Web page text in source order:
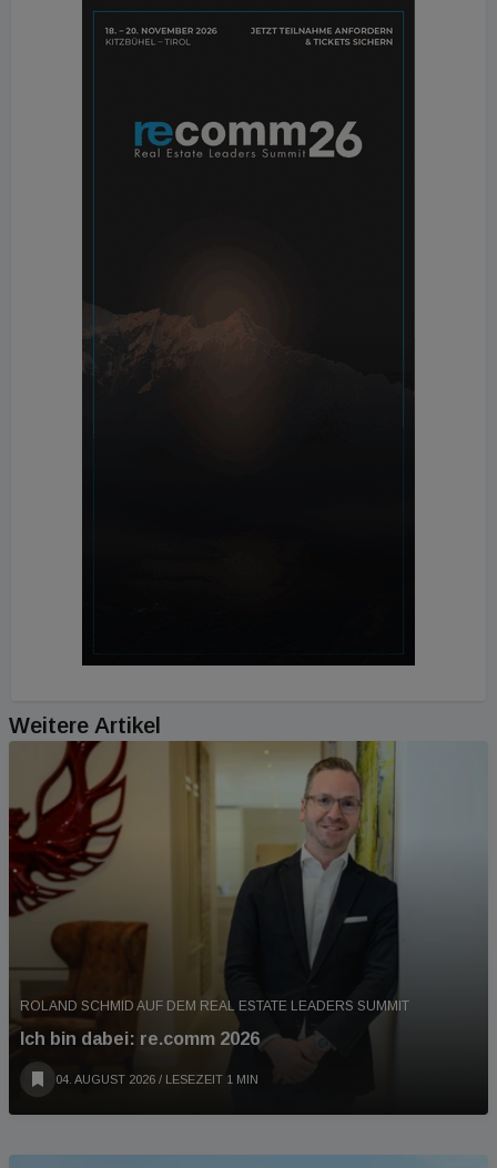
Weitere Artikel
ROLAND SCHMID AUF DEM REAL ESTATE LEADERS SUMMIT
Ich bin dabei: re.comm 2026
04. AUGUST 2026 / LESEZEIT 1 MIN